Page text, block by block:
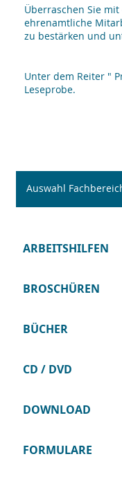
Überraschen Sie
ehrenamtliche
zu bestärken und
Unter dem Reiter "
Leseprobe.
Auswahl
ARBEITSHILFEN
BROSCHÜREN
BÜCHER
CD / DVD
DOWNLOAD
FORMULARE